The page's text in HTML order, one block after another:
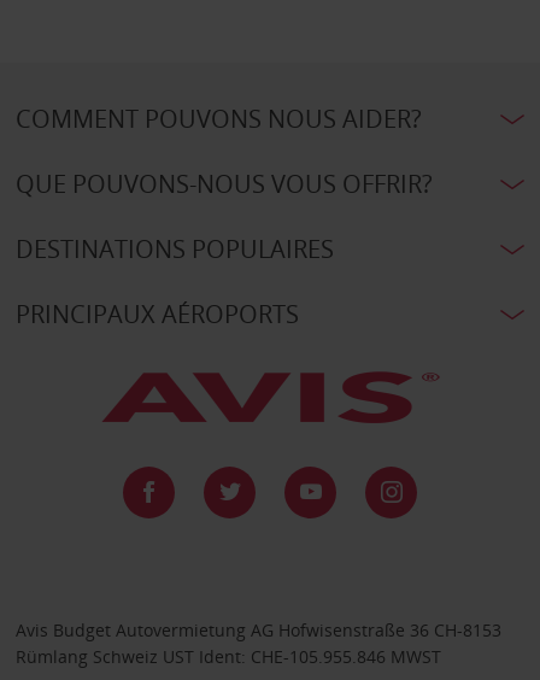
COMMENT POUVONS NOUS AIDER?
QUE POUVONS-NOUS VOUS OFFRIR?
DESTINATIONS POPULAIRES
PRINCIPAUX AÉROPORTS
Avis Budget Autovermietung AG Hofwisenstraße 36 CH-8153
Rümlang Schweiz UST Ident: CHE-105.955.846 MWST